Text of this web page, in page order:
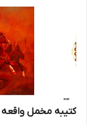
کتیبه مخمل واقعه